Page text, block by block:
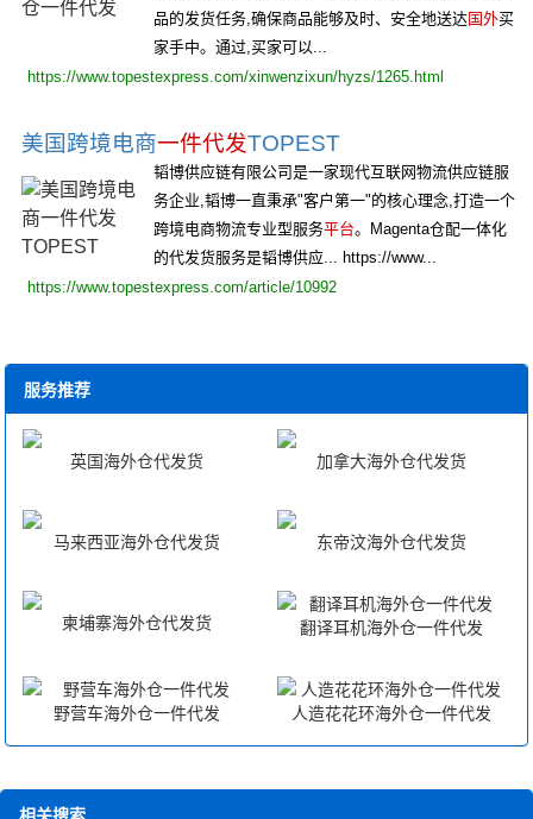
品的发货任务,确保商品能够及时、安全地送达国外买
家手中。通过,买家可以...
https://www.topestexpress.com/xinwenzixun/hyzs/1265.html
美国跨境电商一件代发TOPEST
韬博供应链有限公司是一家现代互联网物流供应链服
务企业,韬博一直秉承"客户第一"的核心理念,打造一个
跨境电商物流专业型服务平台。Magenta仓配一体化
的代发货服务是韬博供应... https://www...
https://www.topestexpress.com/article/10992
服务推荐
英国海外仓代发货 加拿大海外仓代发货
马来西亚海外仓代发货 东帝汶海外仓代发货
柬埔寨海外仓代发货 翻译耳机海外仓一件代发
野营车海外仓一件代发 人造花花环海外仓一件代发